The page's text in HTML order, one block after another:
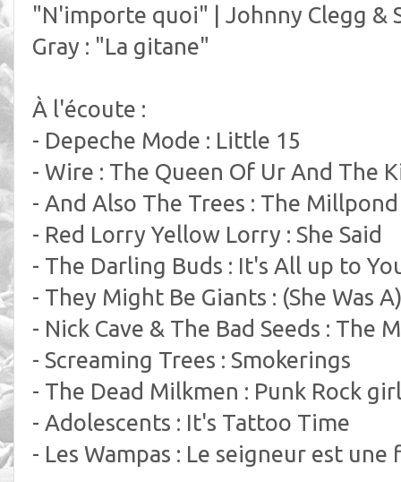
"N'importe quoi" | Johnny Clegg &
Gray : "La gitane"
À l'écoute :
- Depeche Mode : Little 15
- Wire : The Queen Of Ur And The
- And Also The Trees : The Millpond
- Red Lorry Yellow Lorry : She Said
- The Darling Buds : It's All up to
- They Might Be Giants : (She Was
- Nick Cave & The Bad Seeds : The
- Screaming Trees : Smokerings
- The Dead Milkmen : Punk Rock girl
- Adolescents : It's Tattoo Time
- Les Wampas : Le seigneur est une